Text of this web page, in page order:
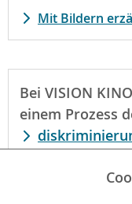
Mit Bildern
Bei VISION
einem Prozess